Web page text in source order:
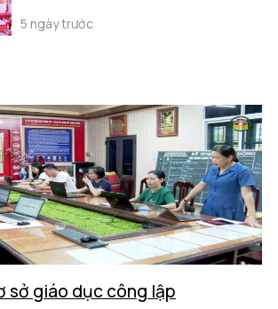
5 ngày trước
sở giáo dục công lập